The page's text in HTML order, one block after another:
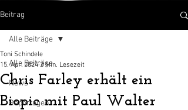
Beitrag
Alle Beiträge
News
Reportagen
Alle Beiträge
Chris Farley erhält ein
Biopic mit Paul Walter
Toni Schindele
15. Apr. 2024 2 Min. Lesezeit